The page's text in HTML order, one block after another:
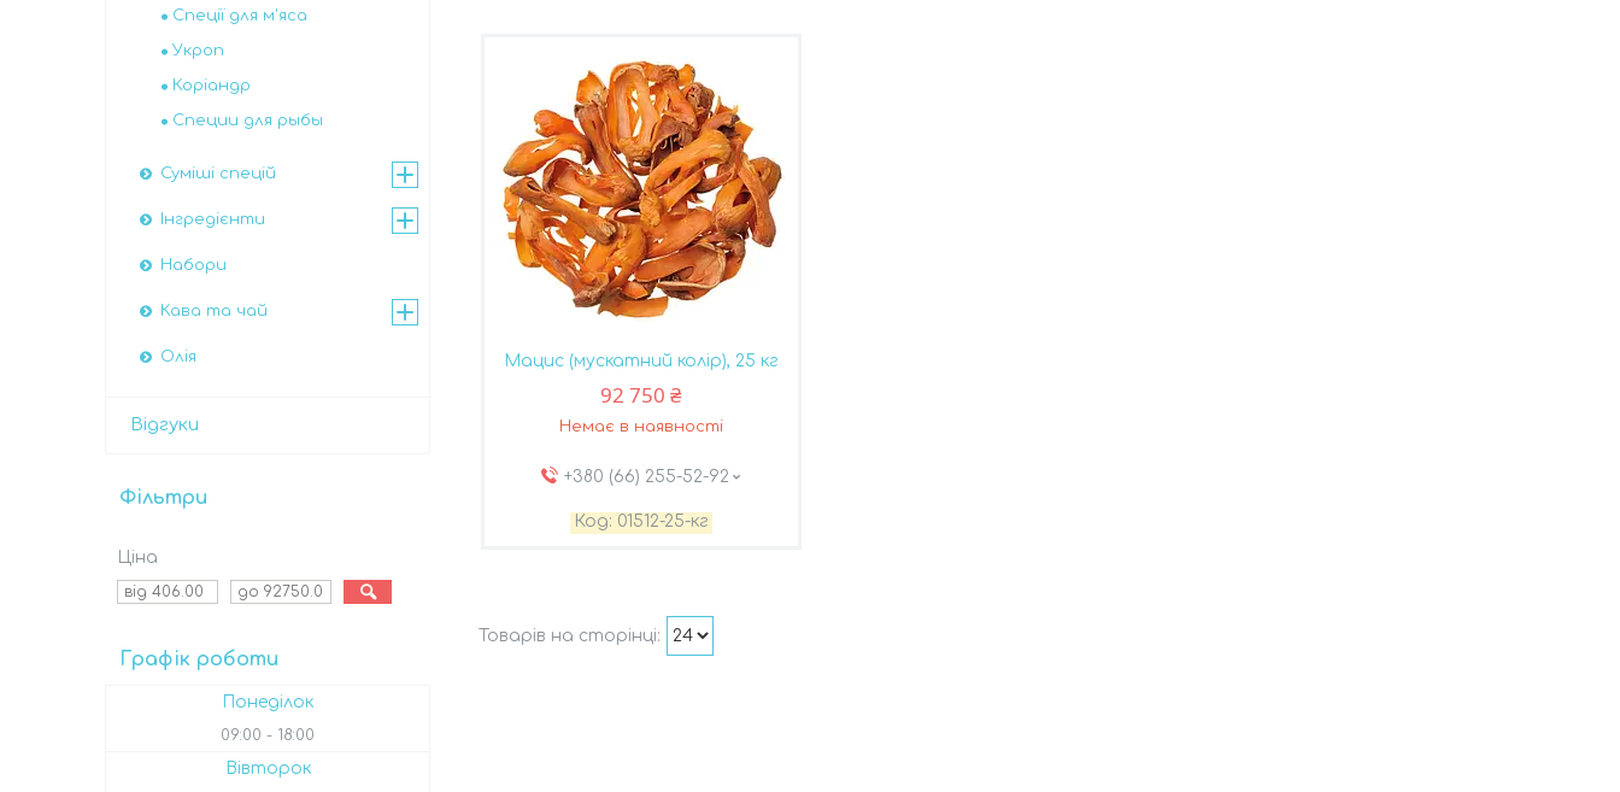
Мацис (мускатний колір), 25 кг
92 750 ₴
Немає в наявності
+380 (66) 255-52-92
01512-25-кг
Спеції для м'яса
Укроп
Коріандр
Специи для рыбы
Суміші спецій
Інгредієнти
Набори
Кава та чай
Олія
Відгуки
Фільтри
Ціна
Графік роботи
Понеділок
09:00 18:00
Вівторок